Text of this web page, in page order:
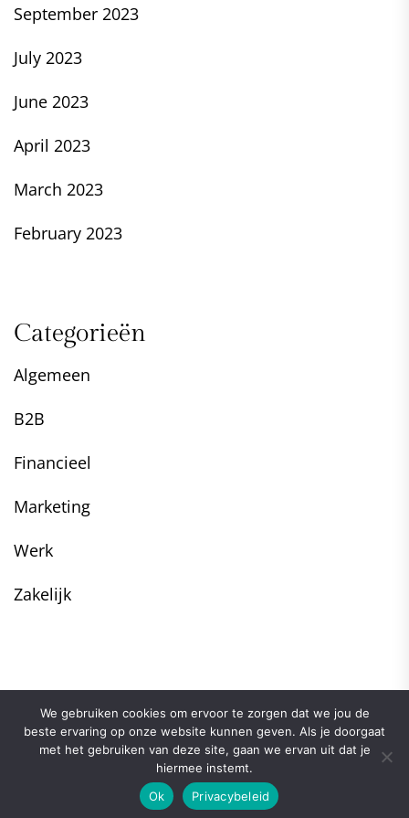
September 2023
July 2023
June 2023
April 2023
March 2023
February 2023
Categorieën
Algemeen
B2B
Financieel
Marketing
Werk
Zakelijk
We gebruiken cookies om ervoor te zorgen dat we jou de
beste ervaring op onze website kunnen geven. Als je doorgaat
met het gebruiken van deze site, gaan we ervan uit dat je
hiermee instemt.
Ok
Privacybeleid